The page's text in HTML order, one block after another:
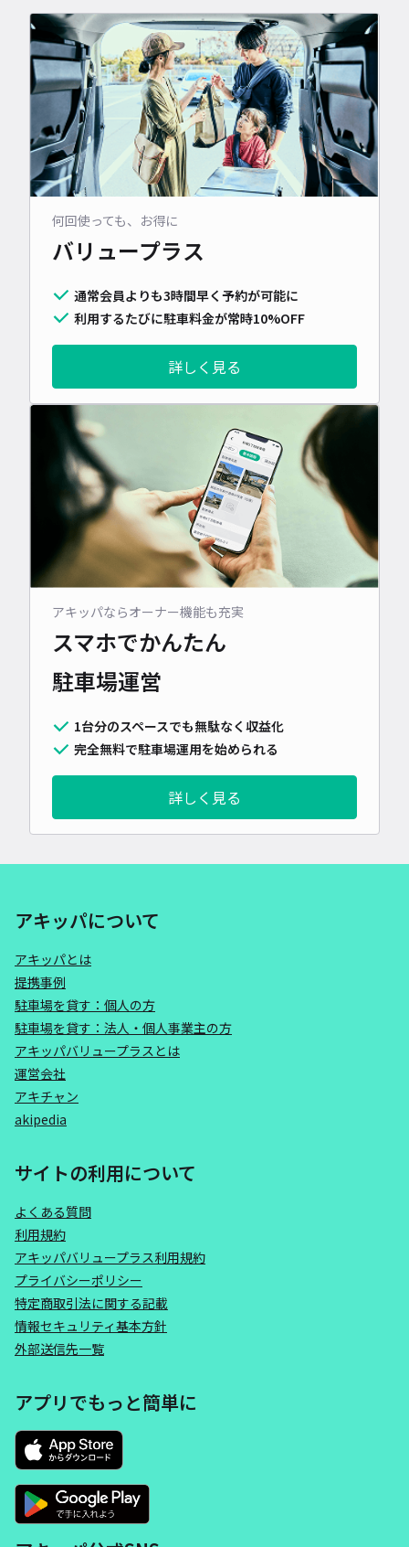
何回使っても、お得に
バリュープラス
通常会員よりも3時間早く予約が可能に
利用するたびに駐車料金が常時10%OFF
詳しく見る
アキッパならオーナー機能も充実
スマホでかんたん
駐車場運営
1台分のスペースでも無駄なく収益化
完全無料で駐車場運用を始められる
詳しく見る
アキッパについて
アキッパとは
提携事例
駐車場を貸す：個人の方
駐車場を貸す：法人・個人事業主の方
アキッパバリュープラスとは
運営会社
アキチャン
akipedia
サイトの利用について
よくある質問
利用規約
アキッパバリュープラス利用規約
プライバシーポリシー
特定商取引法に関する記載
情報セキュリティ基本方針
外部送信先一覧
アプリでもっと簡単に